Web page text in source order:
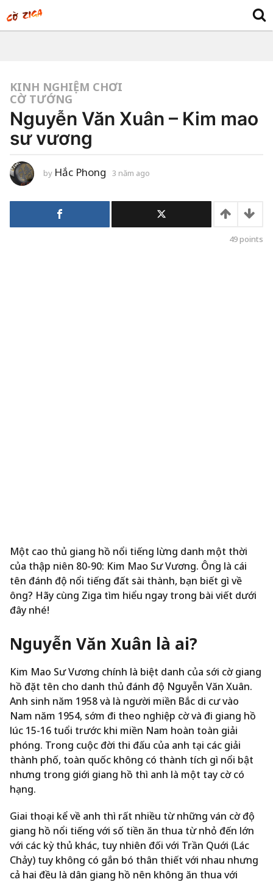
KINH NGHIỆM CHƠI
CỜ TƯỚNG
Nguyễn Văn Xuân – Kim mao
sư vương
by Hắc Phong 3 năm ago
m
49points
Một cao thủ giang hồ nổi tiếng lừng danh một thời
của thập niên 80-90: Kim Mao Sư Vương. Ông là cái
tên đánh độ nổi tiếng đất sài thành, bạn biết gì về
ông? Hãy cùng Ziga tìm hiểu ngay trong bài viết dưới
đây nhé!
Nguyễn Văn Xuân là ai?
Kim Mao Sư Vương chính là biệt danh của sới cờ giang
hồ đặt tên cho danh thủ đánh độ Nguyễn Văn Xuân.
Anh sinh năm 1958 và là người miền Bắc di cư vào
Nam năm 1954, sớm đi theo nghiệp cờ và đi giang hồ
lúc 15-16 tuổi trước khi miền Nam hoàn toàn giải
phóng. Trong cuộc đời thi đấu của anh tại các giải
thành phố, toàn quốc không có thành tích gì nổi bật
nhưng trong giới giang hồ thì anh là một tay cờ có
hạng.
Giai thoại kể về anh thì rất nhiều từ những ván cờ độ
giang hồ nổi tiếng với số tiền ăn thua từ nhỏ đến lớn
với các kỳ thủ khác, tuy nhiên đối với Trần Quới (Lác
Chảy) tuy không có gắn bó thân thiết với nhau nhưng
cả hai đều là dân giang hồ nên không ăn thua với